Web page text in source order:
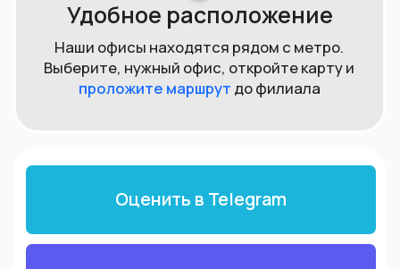
Как получитьмаксимальную
выплату за ювелирное
Если ваши ювелирные изделия
выполнены в традиционном стиле, мы
значительно выше стоимости лома.